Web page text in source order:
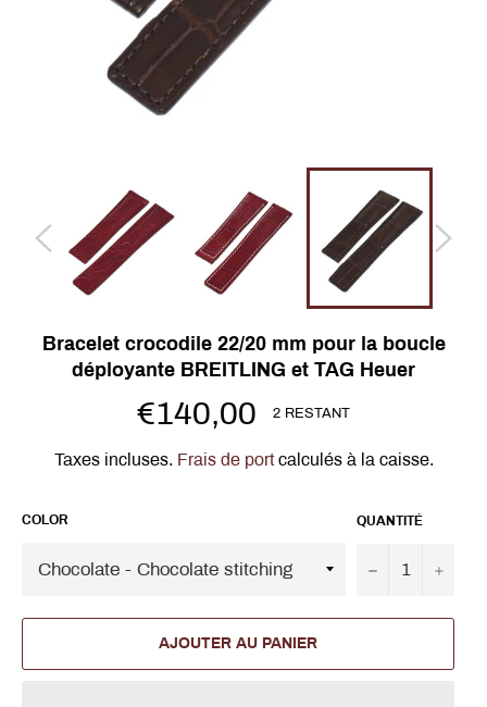
Bracelet crocodile 22/20 mm pour la boucle
déployante BREITLING et TAG Heuer
Prix
régulier
€140,00 2 RESTANT
Taxes incluses. Frais de portcalculés à la caisse.
COLOR QUANTITÉ
− +
AJOUTER AU PANIER